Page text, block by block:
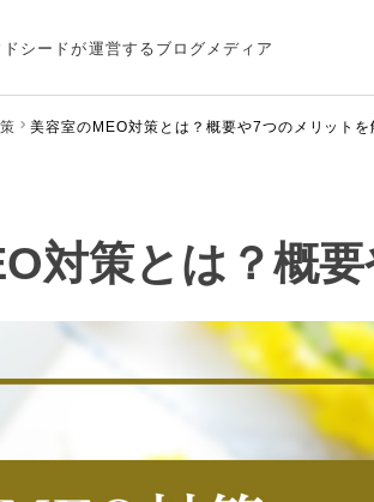
ドシードが運営するブログメディア
美容室のMEO対策とは？概要や7つのメリットを
対策とは？概